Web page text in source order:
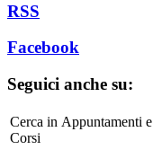
RSS
Facebook
Seguici anche su:
Cerca in Appuntamenti e
Corsi